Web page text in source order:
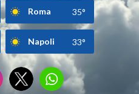
Roma 35°
Napoli 33°